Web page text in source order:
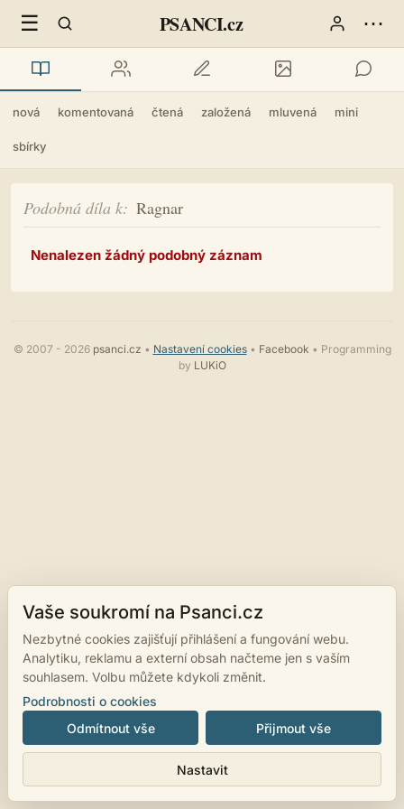
☰ PSANCI.cz ⋯
nová komentovaná čtená založená mluvená mini
sbírky
Podobná díla k Ragnar
Nenalezen žádný podobný záznam
© 2007 - 2026 psanci.cz • Nastavení cookies• Facebook • Programming
by LUKiO
Vaše soukromí na Psanci.cz
Nezbytné cookies zajišťují přihlášení a fungování webu.
Analytiku, reklamu a externí obsah načteme jen s vaším
souhlasem. Volbu můžete kdykoli změnit.
Podrobnosti o cookies
Odmítnout vše
Nastavit
Přijmout vše